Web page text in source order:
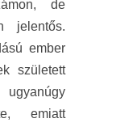
de
jelentős.
ember
született
emiatt